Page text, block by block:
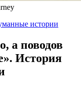
истории
а поводов
История